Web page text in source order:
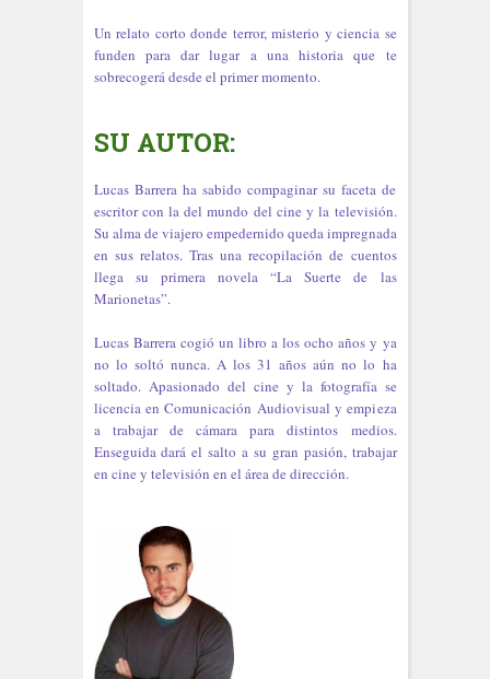
Un relato corto donde terror, misterio y ciencia se
funden para dar lugar a una historia que te
sobrecogerá desde el primer momento.
SU AUTOR:
Lucas Barrera ha sabido compaginar su faceta de
escritor con la del mundo del cine y la televisión.
Su alma de viajero empedernido queda impregnada
en sus relatos. Tras una recopilación de cuentos
llega su primera novela “La Suerte de las
Marionetas”.
Lucas Barrera cogió un libro a los ocho años y ya
no lo soltó nunca. A los 31 años aún no lo ha
soltado. Apasionado del cine y la fotografía se
licencia en Comunicación Audiovisual y empieza
a trabajar de cámara para distintos medios.
Enseguida dará el salto a su gran pasión, trabajar
en cine y televisión en el área de dirección.